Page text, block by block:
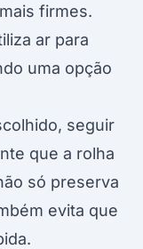
firmes.
ar para
uma opção
seguir
que a rolha
só preserva
evita que